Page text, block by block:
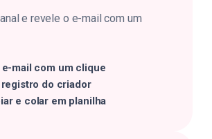
e revele o e-mail com um
e-mail com um clique
registro do criador
e colar em planilha